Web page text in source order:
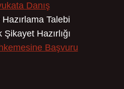
Danış
Talebi
Şikayet Hazırlığı
Başvuru